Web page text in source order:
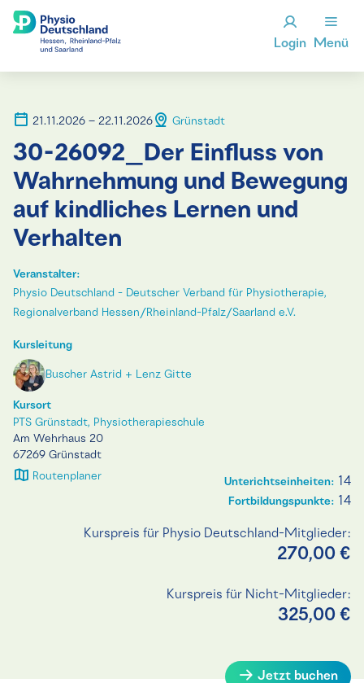
Login Menü
21.11.2026 – 22.11.2026 Grünstadt
30-26092_Der Einfluss von
Wahrnehmung und Bewegung
auf kindliches Lernen und
Verhalten
Veranstalter:
Physio Deutschland - Deutscher Verband für Physiotherapie,
Regionalverband Hessen/Rheinland-Pfalz/Saarland e.V.
Kursleitung
Buscher Astrid + Lenz Gitte
Kursort
PTS Grünstadt, Physiotherapieschule
Am Wehrhaus 20
67269 Grünstadt
Routenplaner
Unterichtseinheiten: 14
Fortbildungspunkte: 14
Kurspreis für Physio Deutschland-Mitglieder:
270,00 €
Kurspreis für Nicht-Mitglieder:
325,00 €
Jetzt buchen